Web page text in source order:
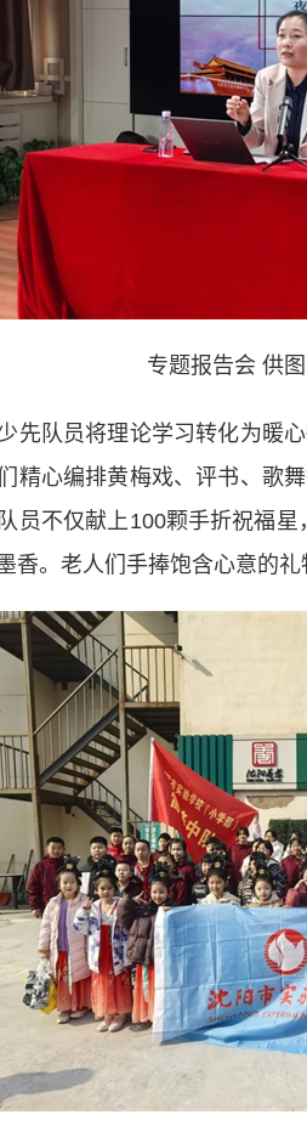
专题报告会 供
队员将理论学习转化为暖心
精心编排黄梅戏、评书、歌
员不仅献上100颗手折祝福星
香。老人们手捧饱含心意的礼